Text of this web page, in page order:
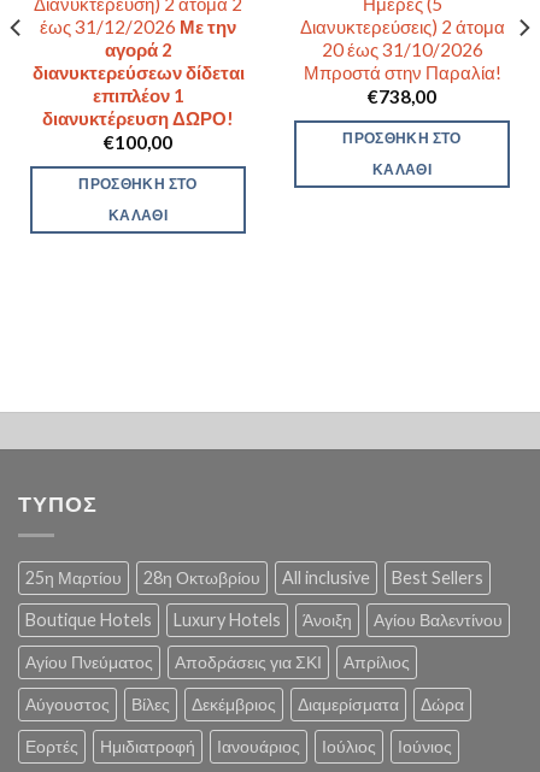
έως 31/12/2026 Με την
αγορά 2
διανυκτερεύσεων δίδεται
επιπλέον 1
διανυκτέρευση ΔΩΡΟ!
€100,00
ΠΡΟΣΘΉΚΗ ΣΤΟ
ΚΑΛΆΘΙ
Διανυκτερεύσεις) 2 άτομα
20 έως 31/10/2026
Μπροστά στην Παραλία!
€738,00
ΠΡΟΣΘΉΚΗ ΣΤΟ
ΚΑΛΆΘΙ
ΤΥΠΟΣ
25η Μαρτίου 28η Οκτωβρίου All inclusive Best Sellers
Boutique Hotels Luxury Hotels Άνοιξη Αγίου Βαλεντίνου
Αγίου Πνεύματος Αποδράσεις για ΣΚΙ Απρίλιος
Αύγουστος Βίλες Δεκέμβριος Διαμερίσματα Δώρα
Εορτές Ημιδιατροφή Ιανουάριος Ιούλιος Ιούνιος